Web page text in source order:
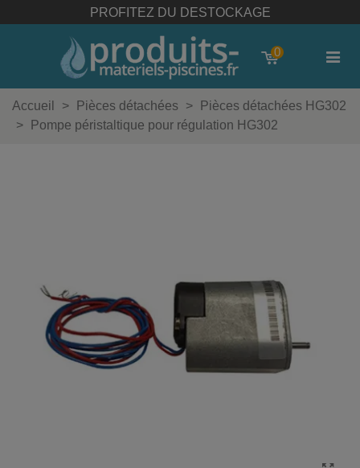
PROFITEZ DU DESTOCKAGE
0
Accueil > Pièces détachées >
Pièces détachées HG302
>
Pompe péristaltique pour régulation HG302